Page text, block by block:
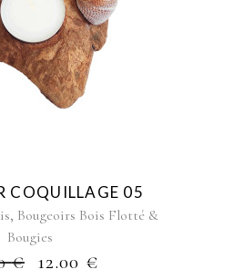
COQUILLAGE 05
, Bougeoirs Bois Flotté &
Bougies
€ 12.00 €